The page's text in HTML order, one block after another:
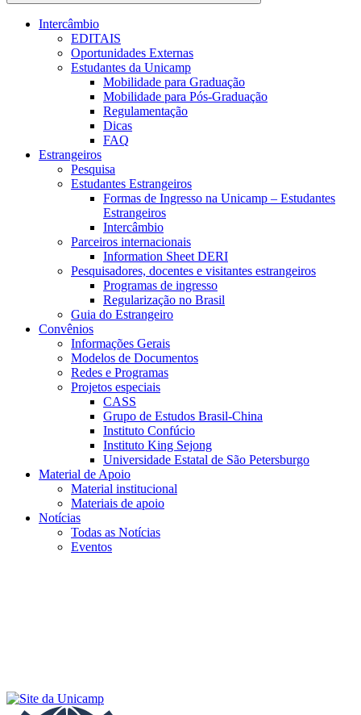
Buscar
Intercâmbio
EDITAIS
Oportunidades Externas
Estudantes da Unicamp
Mobilidade para Graduação
Mobilidade para Pós-Graduação
Regulamentação
Dicas
FAQ
Estrangeiros
Pesquisa
Estudantes Estrangeiros
Formas de Ingresso na Unicamp – Estudantes
Estrangeiros
Intercâmbio
Parceiros internacionais
Information Sheet DERI
Pesquisadores, docentes e visitantes estrangeiros
Programas de ingresso
Regularização no Brasil
Guia do Estrangeiro
Convênios
Informações Gerais
Modelos de Documentos
Redes e Programas
Projetos especiais
CASS
Grupo de Estudos Brasil-China
Instituto Confúcio
Instituto King Sejong
Universidade Estatal de São Petersburgo
Material de Apoio
Material institucional
Materiais de apoio
Notícias
Todas as Notícias
Eventos